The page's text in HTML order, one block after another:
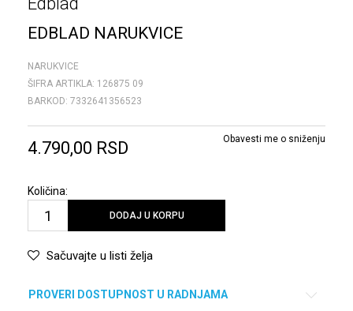
EDBLAD NARUKVICE
NARUKVICE
ŠIFRA ARTIKLA: 126875 09
BARKOD: 7332641356523
4.790,00 RSD Obavesti me o sniženju
Količina:
DODAJ U KORPU
Sačuvajte u listi želja
PROVERI DOSTUPNOST U RADNJAMA